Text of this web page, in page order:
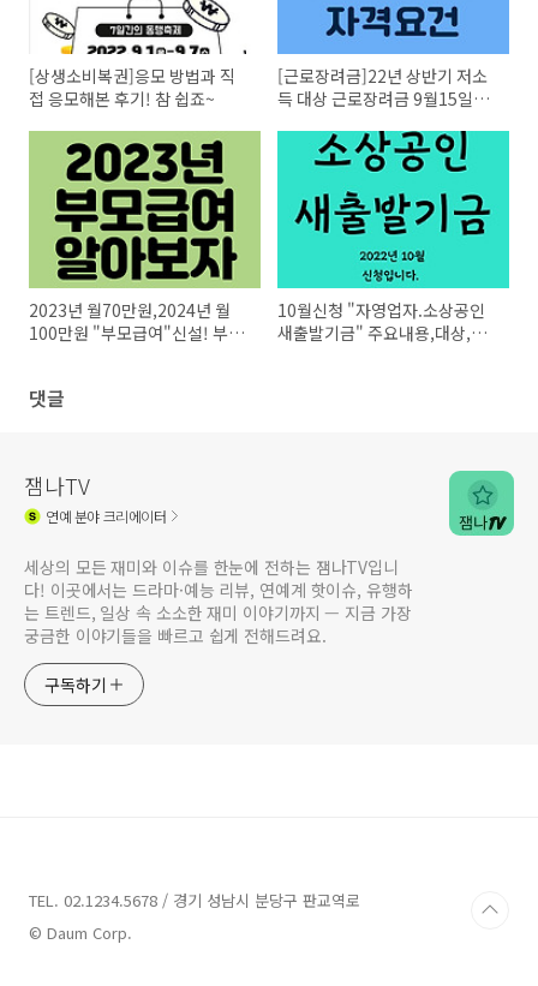
[상생소비복권]응모 방법과 직
접 응모해본 후기! 참 쉽죠~
[근로장려금]22년 상반기 저소
득 대상 근로장려금 9월15일까
요건 및 신청방법
2023년 월70만원,2024년 월
100만원 "부모급여"신설! 부모
10월신청 "자영업자.소상공인
새출발기금" 주요내용,대상,지
댓글
잼나TV
연예분야 크리에이터
세상의 모든 재미와 이슈를 한눈에 전하는 잼나TV입니
다! 이곳에서는 드라마·예능 리뷰, 연예계 핫이슈, 유행하
는 트렌드, 일상 속 소소한 재미 이야기까지 — 지금 가장
궁금한 이야기들을 빠르고 쉽게 전해드려요.
구독하기
TEL. 02.1234.5678 / 경기 성남시 분당구 판교역로
© Daum Corp.